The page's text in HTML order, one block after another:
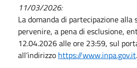
11/03/2026:
La domanda di partecipazione alla
pervenire, a pena di esclusione,
12.04.2026 alle ore 23:59, sul
all’indirizzo https://www.inpa.gov.it.